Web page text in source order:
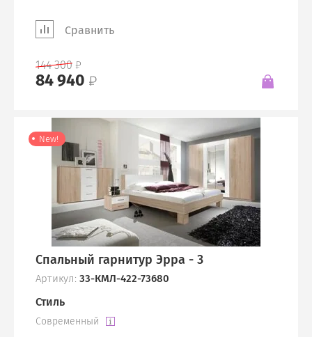
Сравнить
144 300
84 940
New!
Спальный гарнитур Эрра - 3
Артикул: 33-КМЛ-422-73680
Стиль
Современный